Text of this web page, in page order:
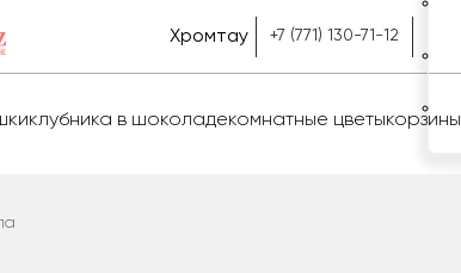
Хромтау +7 (771) 130-71-12
клубника в шоколадекомнатные цветыкорзины